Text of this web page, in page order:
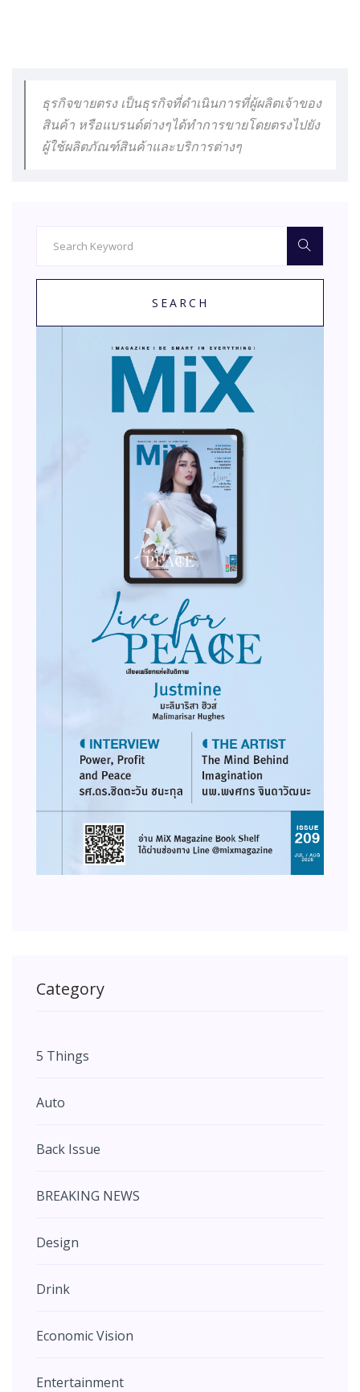
ธุรกิจขายตรง เป็นธุรกิจที่ดำเนินการที่ผู้ผลิตเจ้าของ
สินค้า หรือแบรนด์ต่างๆได้ทำการขายโดยตรงไปยัง
ผู้ใช้ผลิตภัณฑ์สินค้าและบริการต่างๆ
SEARCH
Category
5 Things
Auto
Back Issue
BREAKING NEWS
Design
Drink
Economic Vision
Entertainment